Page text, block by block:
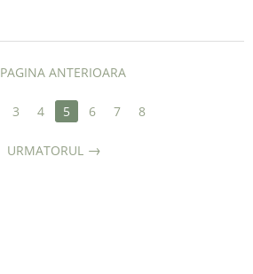
PAGINA ANTERIOARA
3 4 5 6 7 8
URMATORUL